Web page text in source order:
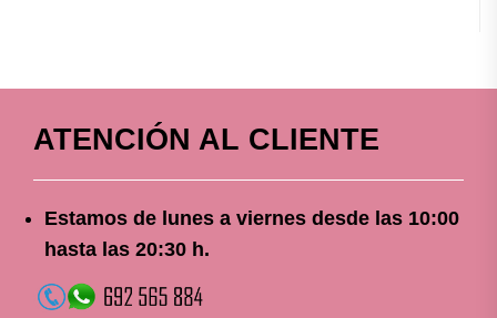
ATENCIÓN AL CLIENTE
Estamos de lunes a viernes desde las 10:00
hasta las 20:30 h.